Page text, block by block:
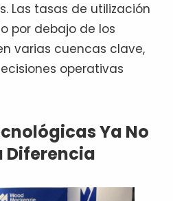
Las tasas de utilización
por debajo de los
varias cuencas clave,
operativas
Ya No
Diferencia